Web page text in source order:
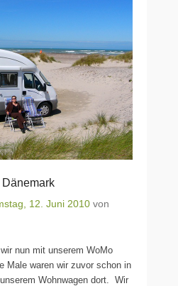
12. Juni 2010 von
nun mit unserem WoMo
Male waren wir zuvor schon in
Wohnwagen dort. Wir